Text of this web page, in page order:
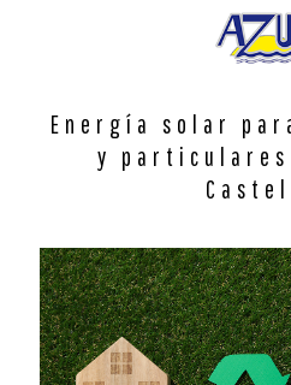
Energía solar
y particulares